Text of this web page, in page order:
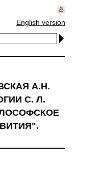
English version
А.Н.
С. Л.